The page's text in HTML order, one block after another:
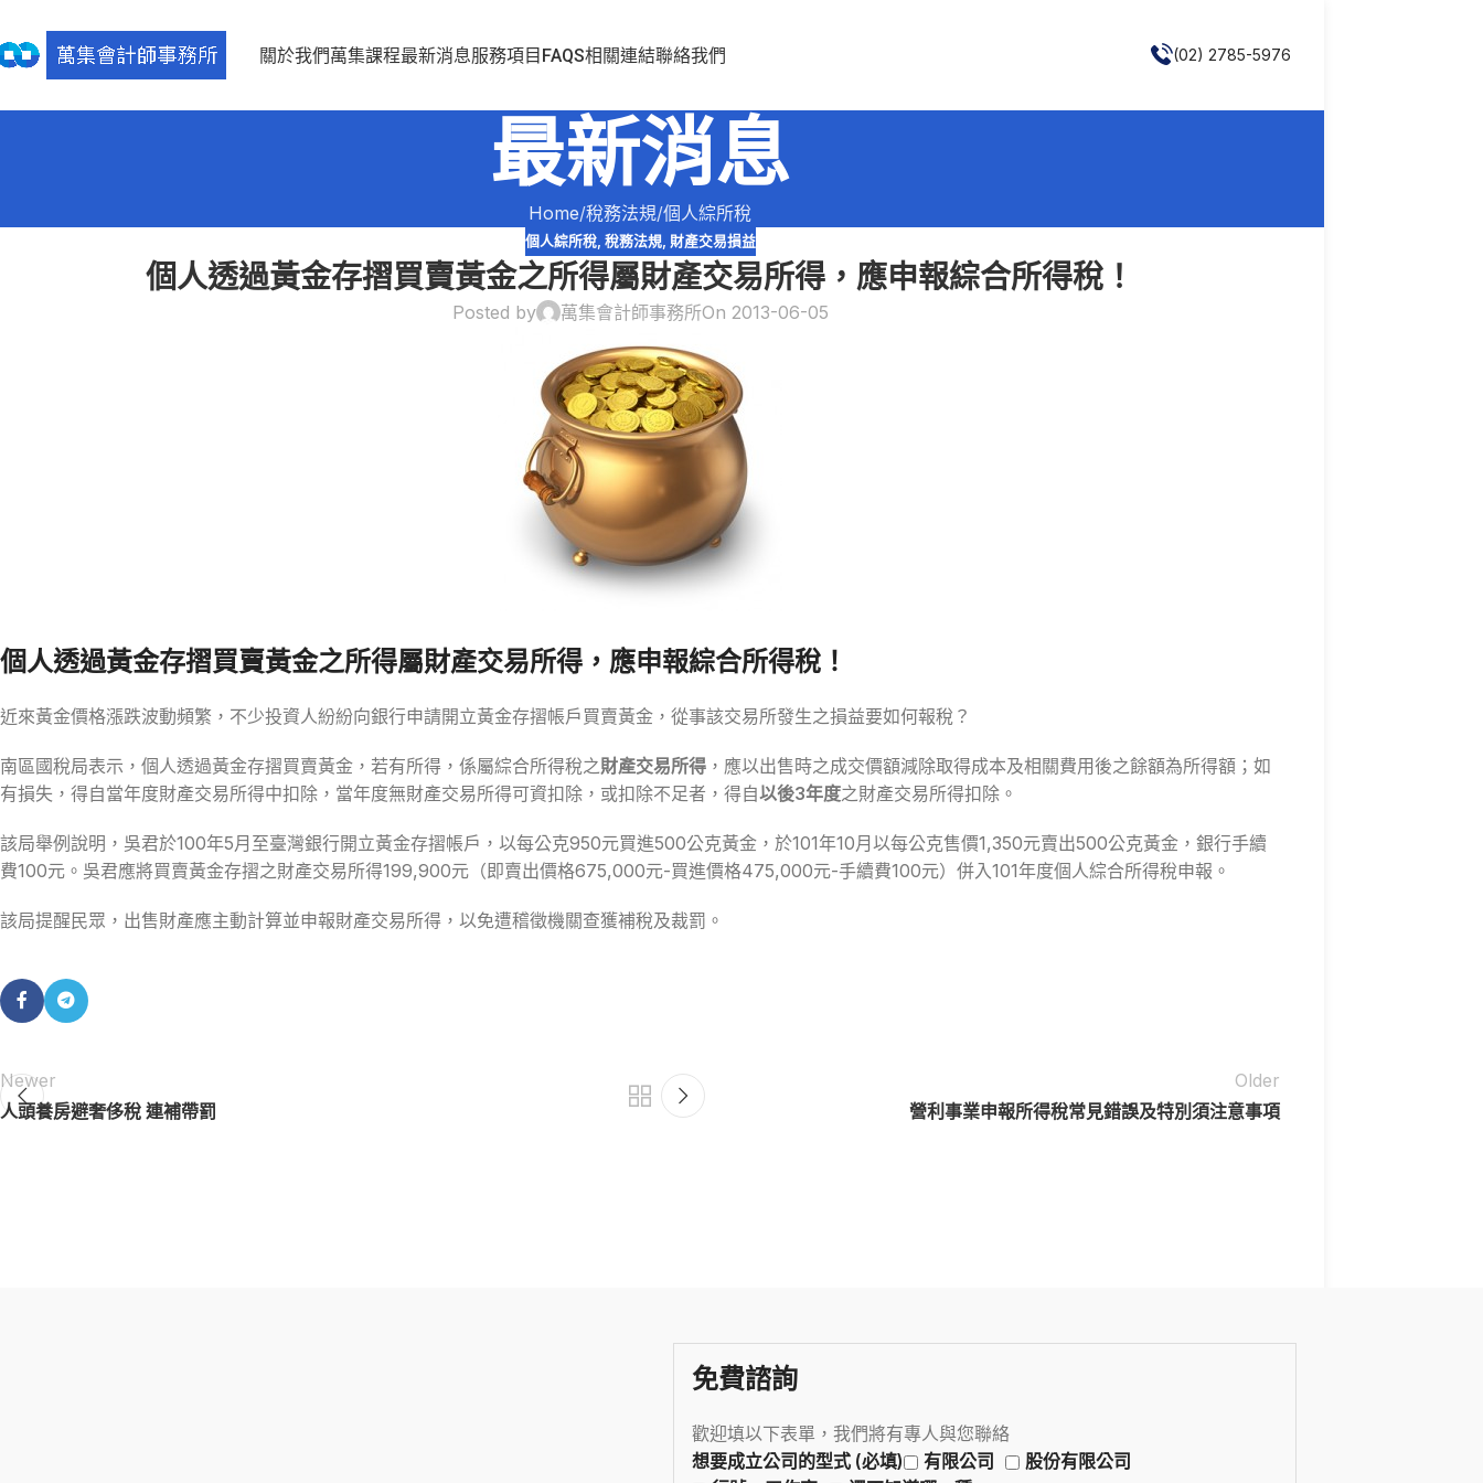
關於我們萬集課程最新消息服務項目 FAQS相關連結聯絡我們 (02) 2785-5976
最新消息
Home 稅務法規 個人綜所稅
個人綜所稅, 稅務法規, 財產交易損益
個人透過黃金存摺買賣黃金之所得屬財產交易所得，應申報綜合所得稅！
Posted by 萬集會計師事務所On 2013-06-05
個人透過黃金存摺買賣黃金之所得屬財產交易所得，應申報綜合所得稅！
近來黃金價格漲跌波動頻繁，不少投資人紛紛向銀行申請開立黃金存摺帳戶買賣黃金，從事該交易所發生之損益要如何報稅？
南區國稅局表示，個人透過黃金存摺買賣黃金，若有所得，係屬綜合所得稅之財產交易所得 ，應以出售時之成交價額減除取得成本及相關費用後之餘額為所得額；如
有損失，得自當年度財產交易所得中扣除，當年度無財產交易所得可資扣除，或扣除不足者，得自以後3年度之財產交易所得扣除。
該局舉例說明，吳君於100年5月至臺灣銀行開立黃金存摺帳戶，以每公克950元買進500公克黃金，於101年10月以每公克售價1,350元賣出500公克黃金，銀行手續
費100元。吳君應將買賣黃金存摺之財產交易所得199,900元（即賣出價格675,000元-買進價格475,000元-手續費100元）併入101年度個人綜合所得稅申報。
該局提醒民眾，出售財產應主動計算並申報財產交易所得，以免遭稽徵機關查獲補稅及裁罰。
Newer
人頭養房避奢侈稅 連補帶罰
Older
營利事業申報所得稅常見錯誤及特別須注意事項
免費諮詢
歡迎填以下表單，我們將有專人與您聯絡
想要成立公司的型式 (必填)
有限公司
股份有限公司